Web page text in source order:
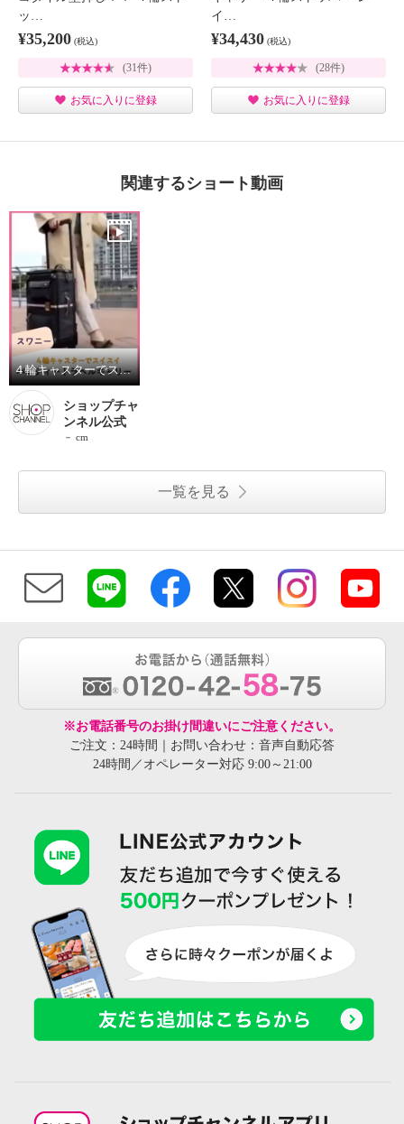
ッ…
¥35,200 (税込)
(31件)
お気に入りに登録
イ…
¥34,430 (税込)
(28件)
お気に入りに登録
関連するショート動画
４輪キャスターでスイスイ楽々「スワニー」
ショップチャ
ンネル公式
－ cm
一覧を見る
※お電話番号のお掛け間違いにご注意ください。
ご注文：24時間｜お問い合わせ：音声自動応答
24時間／オペレーター対応 9:00～21:00